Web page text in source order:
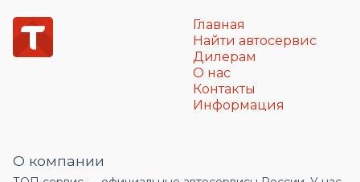
Главная
Найти автосервис
Дилерам
О нас
Контакты
Информация
О компании